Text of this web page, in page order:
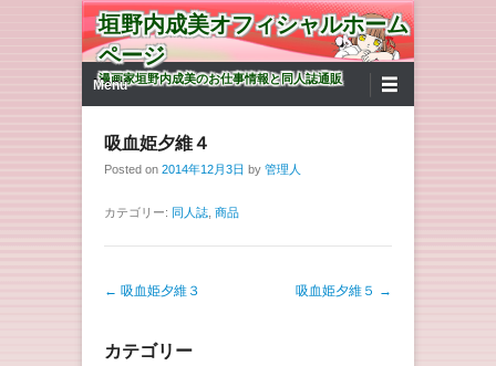
垣野内成美オフィシャルホーム
ページ
漫画家垣野内成美のお仕事情報と同人誌通販
第1メニュー
コンテンツへ移動
Menu
吸血姫夕維４
Posted on 2014年12月3日 by 管理人
カテゴリー: 同人誌 商品
投稿ナビゲーション
← 吸血姫夕維３ 吸血姫夕維５ →
カテゴリー